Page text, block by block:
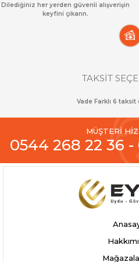
Dilediğiniz her yerden güvenli alışverişin
keyfini çıkarın.
TAKSİT
Vade Farklı 6 taksit
MÜŞTERİ
0544 268 22 36